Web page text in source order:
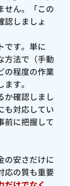
せん。「この
認しましょ
です。単に
方法で（手動
の程度の作業
す。
か確認しまし
も対応してい
前に把握して
の安さだけに
応の質も重要